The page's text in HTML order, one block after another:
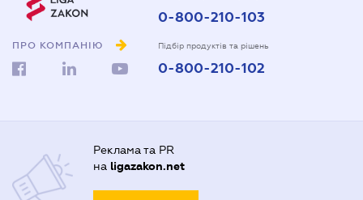
ПРО КОМПАНІЮ
0-800-210-103
Підбір продуктів та рішень
0-800-210-102
Реклама та PR
на ligazakon.net